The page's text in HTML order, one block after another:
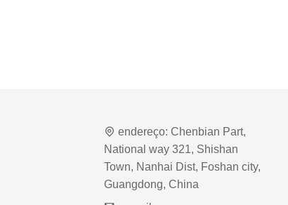
endereço: Chenbian Part,
National way 321, Shishan
Town, Nanhai Dist, Foshan city,
Guangdong, China